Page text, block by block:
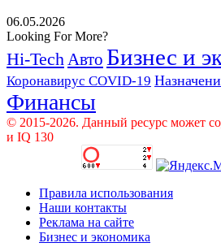
06.05.2026
Looking For More?
Hi-Tech Авто Бизнес и
Коронавирус COVID-19
Финансы
© 2015-2026. Данный ресурс может
и IQ 130
Правила использования
Наши контакты
Реклама на сайте
Бизнес и экономика